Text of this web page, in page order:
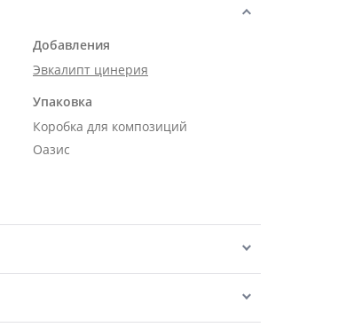
Добавления
Эвкалипт цинерия
Упаковка
Коробка для композиций
Оазис